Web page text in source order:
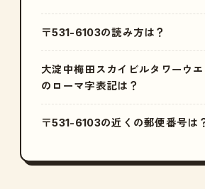
〒531-6103の読み方は？
大淀中梅田スカイビルタワーウ
のローマ字表記は？
〒531-6103の近くの郵便番号は